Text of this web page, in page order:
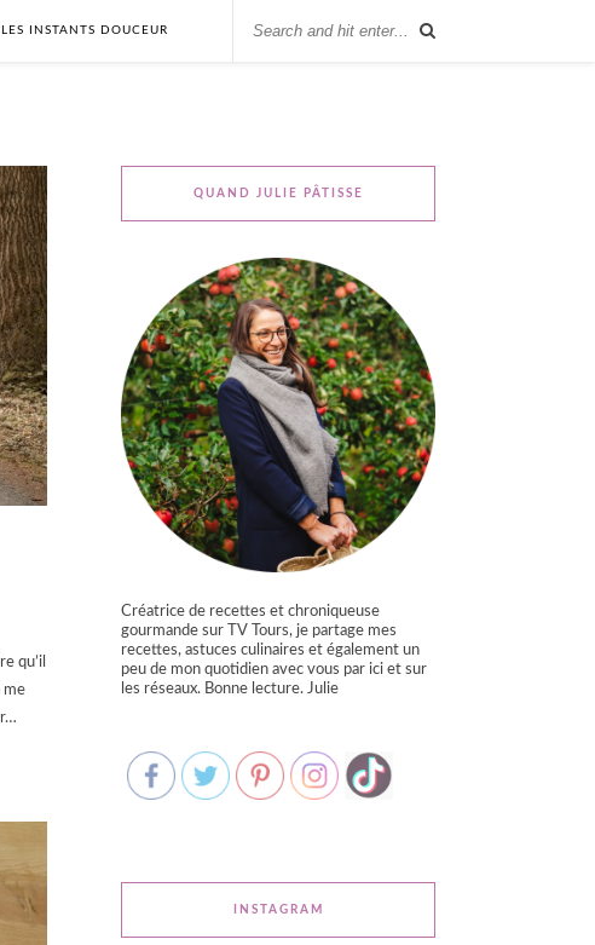
LES INSTANTS DOUCEUR
qu’il
me
QUAND JULIE PÂTISSE
Créatrice de recettes et chroniqueuse
gourmande sur TV Tours, je partage mes
recettes, astuces culinaires et également un
peu de mon quotidien avec vous par ici et sur
les réseaux. Bonne lecture. Julie
INSTAGRAM